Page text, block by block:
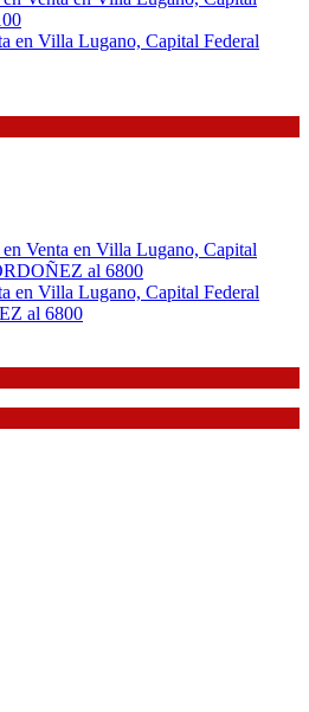
en Villa Lugano, Capital Federal
en Villa Lugano, Capital Federal
al 6800